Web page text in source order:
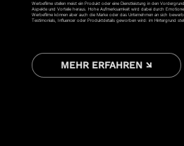
Werbefilme stellen meist ein Produkt oder eine Dienstleistung in den
Aspekte und Vorteile heraus. Hohe Aufmerksamkeit wird dabei durch
Werbefilme können aber auch die Marke oder das Unternehmen an sich
Testimonials, Influencer oder Produktdetails geworben wird: im Hintergrund
MEHR ERFAHREN ↘